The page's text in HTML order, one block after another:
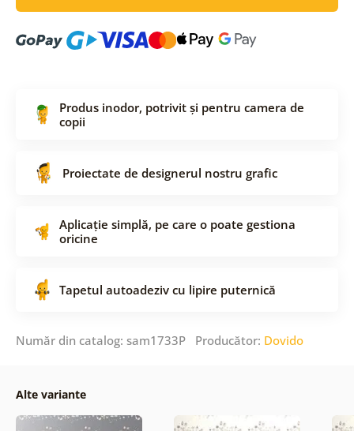
Produs inodor, potrivit și pentru camera de
copii
Proiectate de designerul nostru grafic
Aplicație simplă, pe care o poate gestiona
oricine
Tapetul autoadeziv cu lipire puternică
Număr din catalog: sam1733P Producător: Dovido
Alte variante